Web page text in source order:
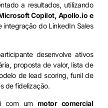
a resultados, utilizando
Copilot, Apollo.io e
integração do LinkedIn Sales
desenvolve ativos
proposta de valor, lista de
de lead scoring, funil de
de fidelização.
com um motor comercial